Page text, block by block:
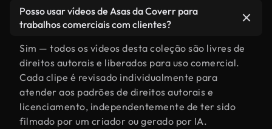
Posso usar vídeos de Asas da Coverr para
trabalhos comerciais com clientes?
Sim — todos os vídeos desta coleção são livres de
direitos autorais e liberados para uso comercial.
Cada clipe é revisado individualmente para
atender aos padrões de direitos autorais e
licenciamento, independentemente de ter sido
filmado por um criador ou gerado por IA.